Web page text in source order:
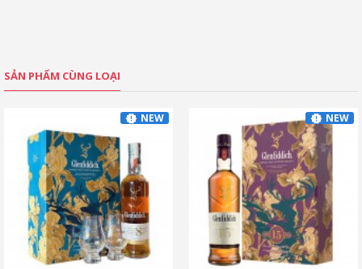
SẢN PHẨM CÙNG LOẠI
NEW NEW